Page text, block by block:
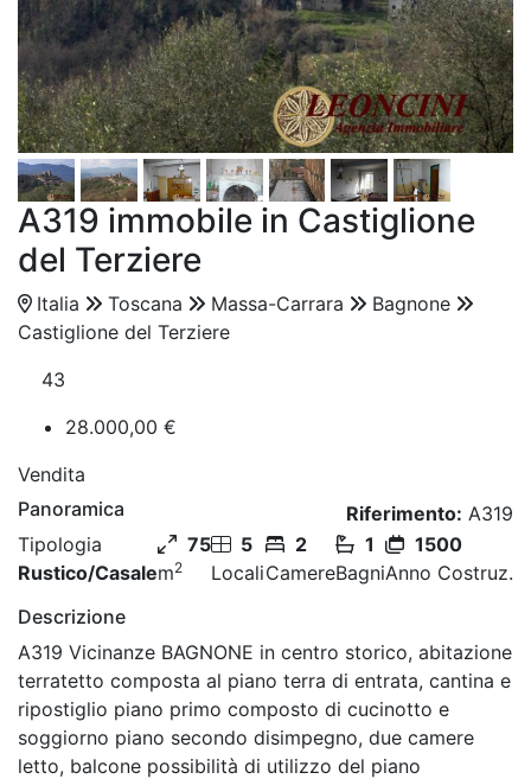
A319 immobile in Castiglione
del Terziere
Italia Toscana Massa-Carrara
Bagnone
Castiglione del Terziere
43
28.000,00 €
Vendita
Panoramica
Riferimento: A319
Tipologia
Rustico/Casale
75
m2
5
Locali
2
Camere
1
Bagni
1500
Anno Costruz.
Descrizione
A319 Vicinanze BAGNONE in centro storico, abitazione
terratetto composta al piano terra di entrata, cantina e
ripostiglio piano primo composto di cucinotto e
soggiorno piano secondo disimpegno, due camere
letto, balcone possibilità di utilizzo del piano